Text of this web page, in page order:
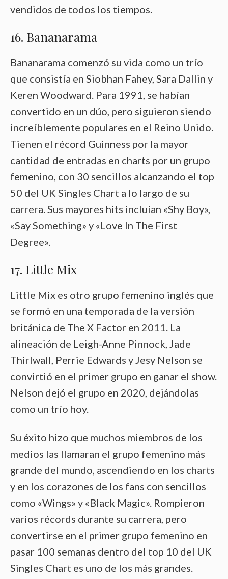
vendidos de todos los tiempos.
16. Bananarama
Bananarama comenzó su vida como un trío
que consistía en Siobhan Fahey, Sara Dallin y
Keren Woodward. Para 1991, se habían
convertido en un dúo, pero siguieron siendo
increíblemente populares en el Reino Unido.
Tienen el récord Guinness por la mayor
cantidad de entradas en charts por un grupo
femenino, con 30 sencillos alcanzando el top
50 del UK Singles Chart a lo largo de su
carrera. Sus mayores hits incluían «Shy Boy»,
«Say Something» y «Love In The First
Degree».
17. Little Mix
Little Mix es otro grupo femenino inglés que
se formó en una temporada de la versión
británica de The X Factor en 2011. La
alineación de Leigh-Anne Pinnock, Jade
Thirlwall, Perrie Edwards y Jesy Nelson se
convirtió en el primer grupo en ganar el show.
Nelson dejó el grupo en 2020, dejándolas
como un trío hoy.
Su éxito hizo que muchos miembros de los
medios las llamaran el grupo femenino más
grande del mundo, ascendiendo en los charts
y en los corazones de los fans con sencillos
como «Wings» y «Black Magic». Rompieron
varios récords durante su carrera, pero
convertirse en el primer grupo femenino en
pasar 100 semanas dentro del top 10 del UK
Singles Chart es uno de los más grandes.